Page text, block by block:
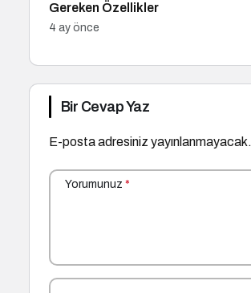
Gereken Özellikler
4 ay önce
Bir Cevap Yaz
E-posta adresiniz yayınlanmayacak.
Yorumunuz *